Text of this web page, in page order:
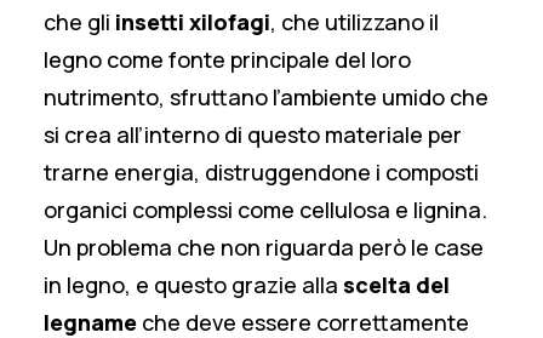
che gli insetti xilofagi, che utilizzano il
legno come fonte principale del loro
nutrimento, sfruttano l’ambiente umido che
si crea all’interno di questo materiale per
trarne energia, distruggendone i composti
organici complessi come cellulosa e lignina.
Un problema che non riguarda però le case
in legno, e questo grazie alla scelta del
legname che deve essere correttamente